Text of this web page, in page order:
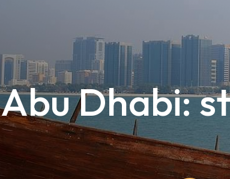
Abu Dhabi: